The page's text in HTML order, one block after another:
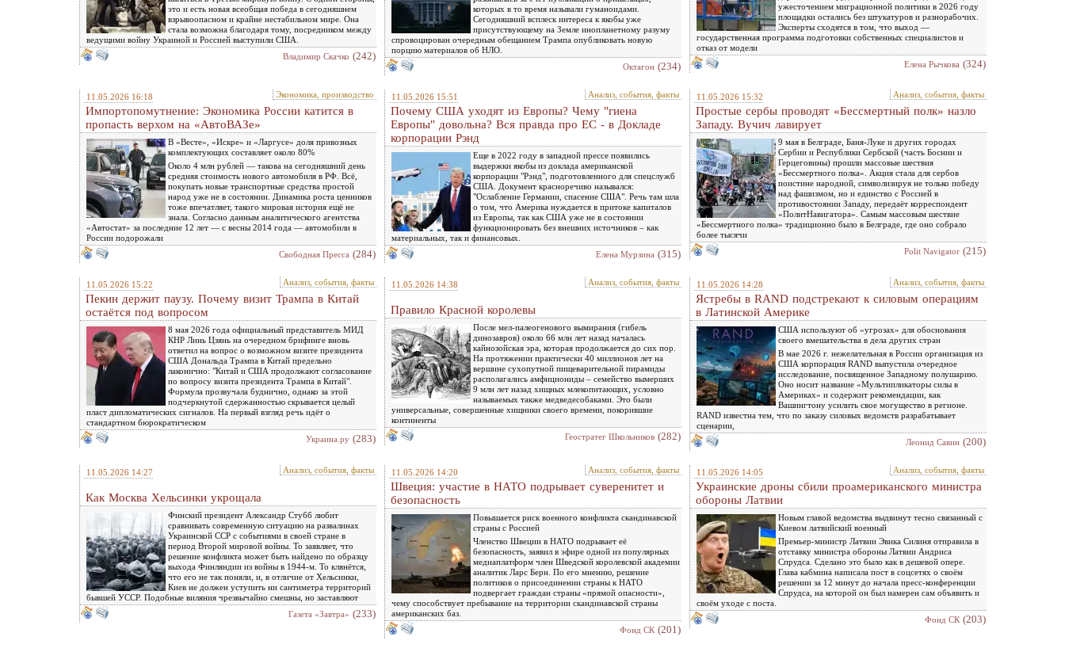
это и есть новая всеобщая победа в сегодняшнем
взрывоопасном и крайне нестабильном мире. Она
стала возможна благодаря тому, посредником между
ведущими войну Украиной и Россией выступили США.
Владимир Скачко (242)
которых в то время называли гуманоидами.
Сегодняшний всплеск интереса к якобы уже
присутствующему на Земле инопланетному разуму
спровоцирован очередным обещанием Трампа опубликовать новую
порцию материалов об НЛО.
Октагон (234)
ужесточением миграционной политики в 2026 году
площадки остались без штукатуров и разнорабочих.
Эксперты сходятся в том, что выход —
государственная программа подготовки собственных специалистов и
отказ от модели
Елена Рычкова (324)
11.05.2026 16:18 Экономика, производство
Импортопомутнение: Экономика России катится в
пропасть верхом на «АвтоВАЗе»
В «Весте», «Искре» и «Ларгусе» доля привозных
комплектующих составляет около 80%
Около 4 млн рублей — такова на сегодняшний день
средняя стоимость нового автомобиля в РФ. Всё,
покупать новые транспортные средства простой
народ уже не в состоянии. Динамика роста ценников
тоже впечатляет, такого мировая история ещё не
знала. Согласно данным аналитического агентства
«Автостат» за последние 12 лет — с весны 2014 года — автомобили в
России подорожали
Свободная Пресса (284)
11.05.2026 15:51 Анализ, события, факты
Почему США уходят из Европы? Чему "гиена
Европы" довольна? Вся правда про ЕС - в Докладе
корпорации Рэнд
Еще в 2022 году в западной прессе появились
выдержки якобы из доклада американской
корпорации "Рэнд", подготовленного для спецслужб
США. Документ красноречиво назывался:
"Ослабление Германии, спасение США". Речь там шла
о том, что Америка нуждается в притоке капиталов
из Европы, так как США уже не в состоянии
функционировать без внешних источников – как
материальных, так и финансовых.
Елена Мурзина (315)
11.05.2026 15:32 Анализ, события, факты
Простые сербы проводят «Бессмертный полк» назло
Западу. Вучич лавирует
9 мая в Белграде, Баня-Луке и других городах
Сербии и Республики Сербской (часть Боснии и
Герцеговины) прошли массовые шествия
«Бессмертного полка». Акция стала для сербов
поистине народной, символизируя не только победу
над фашизмом, но и единство с Россией в
противостоянии Западу, передаёт корреспондент
«ПолитНавигатора». Самым массовым шествие
«Бессмертного полка» традиционно было в Белграде, где оно собрало
более тысячи
Polit Navigator (215)
11.05.2026 15:22 Анализ, события, факты
Пекин держит паузу. Почему визит Трампа в Китай
остаётся под вопросом
8 мая 2026 года официальный представитель МИД
КНР Линь Цзянь на очередном брифинге вновь
ответил на вопрос о возможном визите президента
США Дональда Трампа в Китай предельно
лаконично: "Китай и США продолжают согласование
по вопросу визита президента Трампа в Китай".
Формула прозвучала буднично, однако за этой
подчеркнутой сдержанностью скрывается целый
пласт дипломатических сигналов. На первый взгляд речь идёт о
стандартном бюрократическом
Украина.ру (283)
11.05.2026 14:38 Анализ, события, факты
Правило Красной королевы
После мел-палеогенового вымирания (гибель
динозавров) около 66 млн лет назад началась
кайнозойская эра, которая продолжается до сих пор.
На протяжении практически 40 миллионов лет на
вершине сухопутной пищеварительной пирамиды
располагались амфициониды – семейство вымерших
9 млн лет назад хищных млекопитающих, условно
называемых также медведесобаками. Это были
универсальные, совершенные хищники своего времени, покорившие
континенты
Геостратег Школьников (282)
11.05.2026 14:28 Анализ, события, факты
Ястребы в RAND подстрекают к силовым операциям
в Латинской Америке
США используют об «угрозах» для обоснования
своего вмешательства в дела других стран
В мае 2026 г. нежелательная в России организация из
США корпорация RAND выпустила очередное
исследование, посвященное Западному полушарию.
Оно носит название «Мультипликаторы силы в
Америках» и содержит рекомендации, как
Вашингтону усилить свое могущество в регионе.
RAND известна тем, что по заказу силовых ведомств разрабатывает
сценарии,
Леонид Савин (200)
11.05.2026 14:27 Анализ, события, факты
Как Москва Хельсинки укрощала
Финский президент Александр Стубб любит
сравнивать современную ситуацию на развалинах
Украинской ССР с событиями в своей стране в
период Второй мировой войны. То заявляет, что
решение конфликта может быть найдено по образцу
выхода Финляндии из войны в 1944‑м. То клянётся,
что его не так поняли, и, в отличие от Хельсинки,
Киев не должен уступить ни сантиметра территорий
бывшей УССР. Подобные виляния чрезвычайно смешны, но заставляют
Газета «Завтра» (233)
11.05.2026 14:20 Анализ, события, факты
Швеция: участие в НАТО подрывает суверенитет и
безопасность
Повышается риск военного конфликта скандинавской
страны с Россией
Членство Швеции в НАТО подрывает её
безопасность, заявил в эфире одной из популярных
медиаплатформ член Шведской королевской академии
аналитик Ларс Берн. По его мнению, решение
политиков о присоединении страны к НАТО
подвергает граждан страны «прямой опасности»,
чему способствует пребывание на территории скандинавской страны
американских баз.
Фонд СК (201)
11.05.2026 14:05 Анализ, события, факты
Украинские дроны сбили проамериканского министра
обороны Латвии
Новым главой ведомства выдвинут тесно связанный с
Киевом латвийский военный
Премьер-министр Латвии Эвика Силиня отправила в
отставку министра обороны Латвии Андриса
Спрудса. Сделано это было как в дешевой опере.
Глава кабмина написала пост в соцсетях о своём
решении за 12 минут до начала пресс-конференции
Спрудса, на которой он был намерен сам объявить и
своём уходе с поста.
Фонд СК (203)